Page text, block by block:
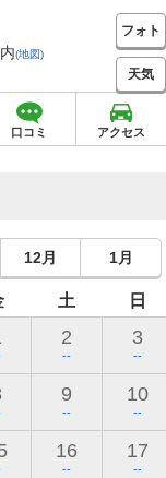
(地図)
フォト
天気
口コミ アクセス
12月 1月
土 日
2
--
3
--
9
--
10
--
16
--
17
--